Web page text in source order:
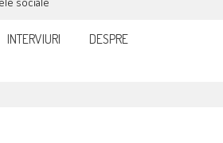
INTERVIURI DESPRE